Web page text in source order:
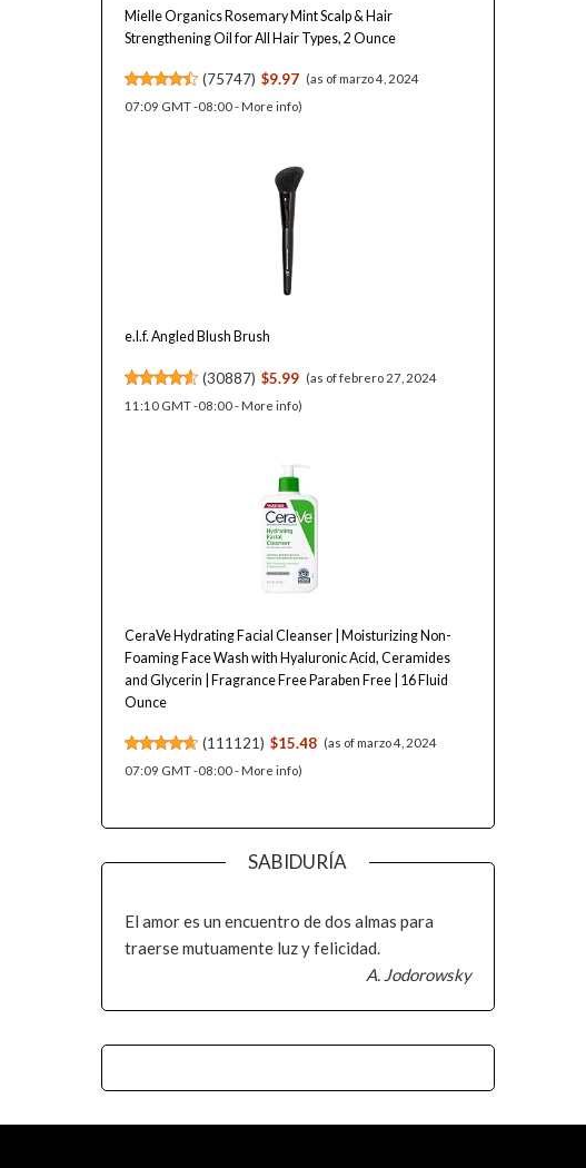
Mielle Organics Rosemary Mint Scalp & Hair
Strengthening Oil for All Hair Types, 2 Ounce
(75747) $9.97 (as of marzo 4, 2024
07:09 GMT -08:00 - More info)
e.l.f. Angled Blush Brush
(30887) $5.99 (as of febrero 27, 2024
11:10 GMT -08:00 - More info)
CeraVe Hydrating Facial Cleanser | Moisturizing Non-
Foaming Face Wash with Hyaluronic Acid, Ceramides
and Glycerin | Fragrance Free Paraben Free | 16 Fluid
Ounce
(111121) $15.48 (as of marzo 4, 2024
07:09 GMT -08:00 - More info)
SABIDURÍA
El amor es un encuentro de dos almas para
traerse mutuamente luz y felicidad.
A. Jodorowsky